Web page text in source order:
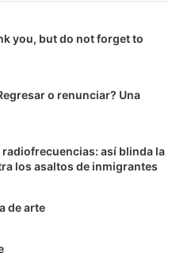
you, but do not forget to
o renunciar? Una
así blinda la
los asaltos de inmigrantes
de arte